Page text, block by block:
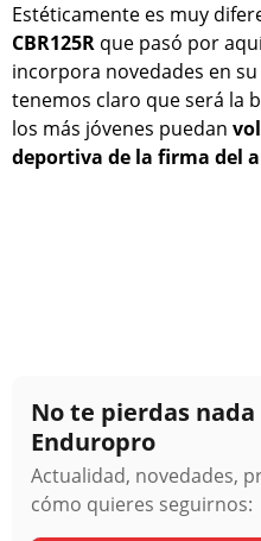
Estéticamente es muy
CBR125R que pasó por
incorpora novedades en
tenemos claro que será la
los más jóvenes puedan
deportiva de la firma del
No te pierdas
Enduropro
Actualidad, novedades,
cómo quieres seguirnos: